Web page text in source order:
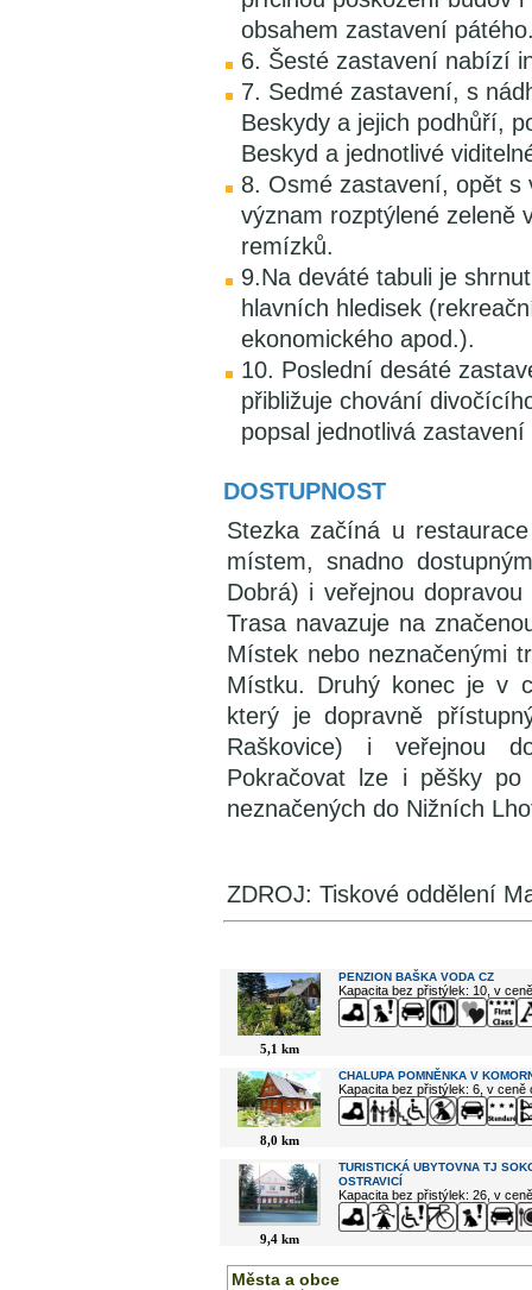
obsahem zastavení
6. Šesté zastavení nabízí
7. Sedmé zastavení, s
Beskydy a jejich podhůří,
Beskyd a jednotlivé
8. Osmé zastavení, opět s
význam rozptýlené zeleně
remízků.
9.Na deváté tabuli je
hlavních hledisek
ekonomického apod.).
10. Poslední desáté
přibližuje chování
popsal jednotlivá
DOSTUPNOST
Stezka začíná u
místem, snadno
Dobrá) i veřejnou
Trasa navazuje na
Místek nebo neznačenými
Místku. Druhý konec je v
který je dopravně
Raškovice) i veřejnou
Pokračovat lze i pěšky
neznačených do Nižních
ZDROJ: Tiskové oddělení
5,1 km
PENZION BAŠKA VODA CZ
Kapacita bez přistýlek: 10, v
8,0 km
CHALUPA POMNĚNKA V
Kapacita bez přistýlek: 6, v ceně
9,4 km
TURISTICKÁ UBYTOVNA TJ
OSTRAVICÍ
Kapacita bez přistýlek: 26, v
Města a obce